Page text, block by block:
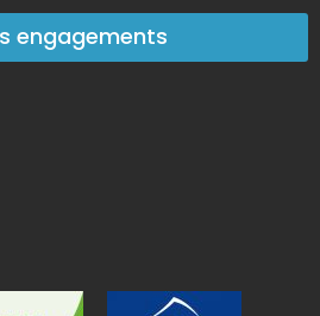
engagements